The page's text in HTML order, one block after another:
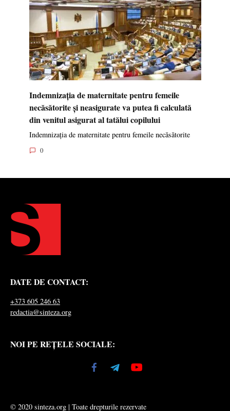
Indemnizația de maternitate pentru femeile
necăsătorite și neasigurate va putea fi calculată
din venitul asigurat al tatălui copilului
Indemnizația de maternitate pentru femeile necăsătorite
0
DATE DE CONTACT:
+373 605 246 63
redactia@sinteza.org
NOI PE REȚELE SOCIALE:
© 2020 sinteza.org | Toate drepturile rezervate